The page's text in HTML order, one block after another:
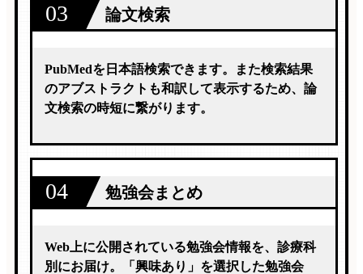
03 論文検索
PubMedを日本語検索できます。また検索結果
のアブストラクトも和訳して表示するため、論
文検索の時短に繋がります。
04 勉強会まとめ
Web上に公開されている勉強会情報を、診療科
別にお届け。「興味あり」を選択した勉強会